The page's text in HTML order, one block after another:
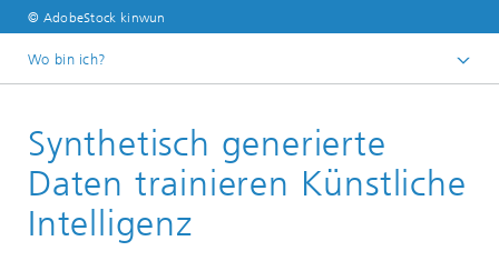
© AdobeStock kinwun
Wo bin ich?
Media Center
Kundenmagazin
Synthetisch generierte
Daten trainieren Künstliche
Intelligenz